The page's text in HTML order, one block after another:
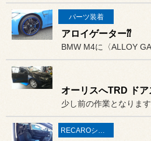
パーツ装着
アロイゲーター⁇
BMW M4に〈ALLOY
RECAROシート